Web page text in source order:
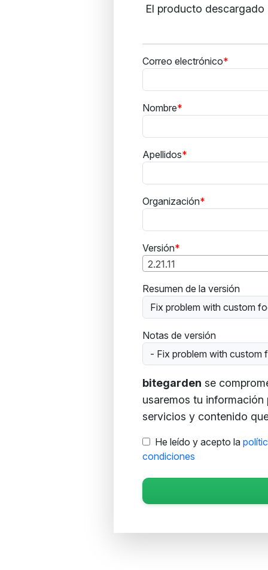
El producto
Correo electrónico
Nombre
Apellidos
Organización
Versión
2.21.11
Resumen de la versión
Fix problem with custom
Notas de versión
- Fix problem with custom
bitegarden se
usaremos tu
servicios y contenido
He leído y acepto la
condiciones